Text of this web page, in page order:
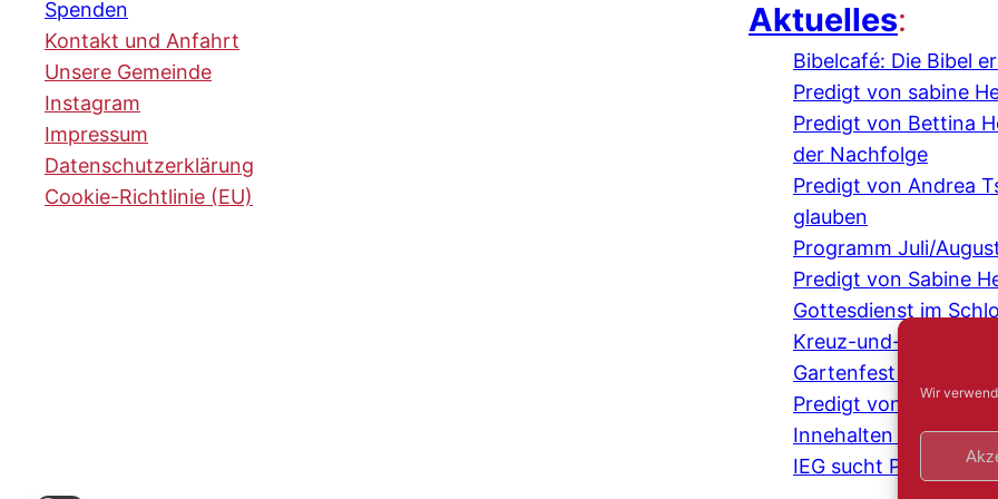
Wir
Spenden
Kontakt und Anfahrt
Unsere Gemeinde
Instagram
Impressum
Datenschutzerklärung
Cookie-Richtlinie (EU)
Aktuelles:
Bibelcafé: Die Bibel
Predigt von sabine
Predigt von Bettina
der Nachfolge
Predigt von Andrea
glauben
Programm Juli/
Predigt von Sabine
Gottesdienst im
Kreuz-und-quer-
Gartenfest mit der IEG
Predigt von Judith
Innehalten und Beten
IEG sucht Pionier